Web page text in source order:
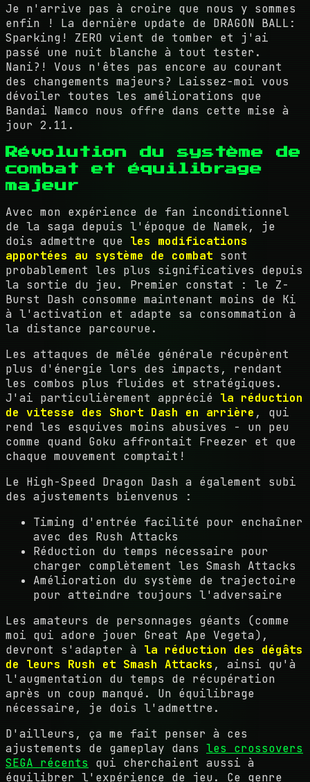
Je n'arrive pas à croire que nous y sommes
enfin ! La dernière update de DRAGON BALL:
Sparking! ZERO vient de tomber et j'ai
passé une nuit blanche à tout tester.
Nani?! Vous n'êtes pas encore au courant
des changements majeurs? Laissez-moi vous
dévoiler toutes les améliorations que
Bandai Namco nous offre dans cette mise à
jour 2.11.
Révolution du système de
combat et équilibrage
majeur
Avec mon expérience de fan inconditionnel
de la saga depuis l'époque de Namek, je
dois admettre que les modifications
apportées au système de combat sont
probablement les plus significatives depuis
la sortie du jeu. Premier constat : le Z-
Burst Dash consomme maintenant moins de Ki
à l'activation et adapte sa consommation à
la distance parcourue.
Les attaques de mêlée générale récupèrent
plus d'énergie lors des impacts, rendant
les combos plus fluides et stratégiques.
J'ai particulièrement apprécié la réduction
de vitesse des Short Dash en arrière , qui
rend les esquives moins abusives - un peu
comme quand Goku affrontait Freezer et que
chaque mouvement comptait!
Le High-Speed Dragon Dash a également subi
des ajustements bienvenus :
Timing d'entrée facilité pour enchaîner
avec des Rush Attacks
Réduction du temps nécessaire pour
charger complètement les Smash Attacks
Amélioration du système de trajectoire
pour atteindre toujours l'adversaire
Les amateurs de personnages géants (comme
moi qui adore jouer Great Ape Vegeta),
devront s'adapter à la réduction des dégâts
de leurs Rush et Smash Attacks , ainsi qu'à
l'augmentation du temps de récupération
après un coup manqué. Un équilibrage
nécessaire, je dois l'admettre.
D'ailleurs, ça me fait penser à ces
ajustements de gameplay dans les crossovers
SEGA récents qui cherchaient aussi à
équilibrer l'expérience de jeu. Ce genre